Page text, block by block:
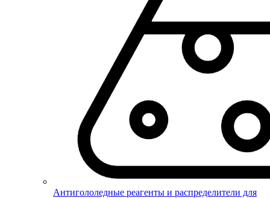
Антигололедные реагенты и распределители для